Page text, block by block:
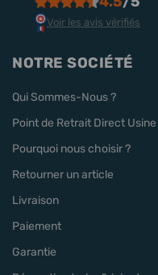
Voir les avis vérifiés
NOTRE SOCIÉTÉ
Qui Sommes-Nous ?
Point de Retrait Direct Usine
Pourquoi nous choisir ?
Retourner un article
Livraison
Paiement
Garantie